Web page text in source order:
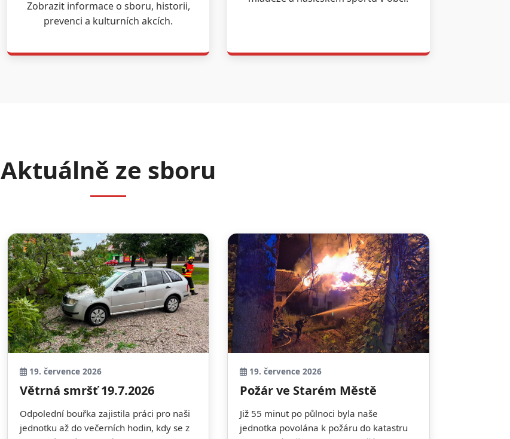
Zobrazit informace o sboru, historii,
prevenci a kulturních akcích.
Aktuálně ze sboru
19. července 2026
Větrná smršť 19.7.2026
Odpolední bouřka zajistila práci pro naši
jednotku až do večerních hodin, kdy se z
19. července 2026
Požár ve Starém Městě
Již 55 minut po půlnoci byla naše
jednotka povolána k požáru do katastru